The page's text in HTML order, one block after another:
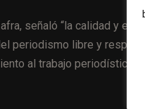
señaló “la calidad y el
periodismo libre y
al trabajo periodístico